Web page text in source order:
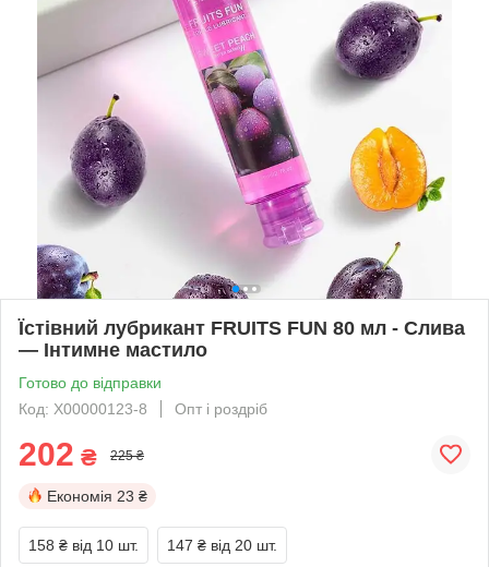
Їстівний лубрикант FRUITS FUN 80 мл - Слива
— Інтимне мастило
Готово до відправки
Код: X00000123-8
Опт і роздріб
202 ₴ 225 ₴
Економія 23 ₴
158 ₴ від 10 шт. 147 ₴ від 20 шт.